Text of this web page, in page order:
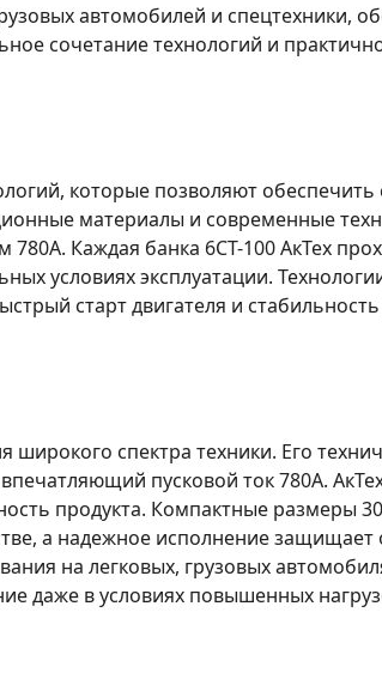
автомобилей и спецтехники,
сочетание технологий и
которые позволяют
материалы и современные
Каждая банка 6СТ-100 АкТех
условиях эксплуатации.
старт двигателя и
спектра техники. Его
пусковой ток 780А.
продукта. Компактные размеры
а надежное исполнение защищает
на легковых, грузовых
даже в условиях повышенных